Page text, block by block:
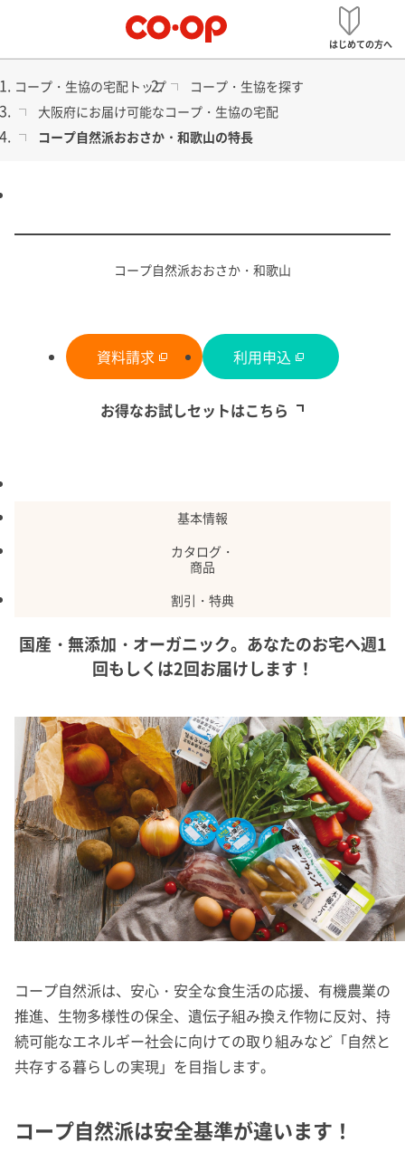
ュ
はじめての方へ
コープ・生協の宅配トップ
コープ・生協を探す
大阪府にお届け可能なコープ・生協の宅配
コープ自然派おおさか・和歌山の特長
コープ自然派おおさか・和歌山
資料請求 利用申込
お得なお試しセットはこちら
基本情報
カタログ・
商品
割引・特典
国産・無添加・オーガニック。あなたのお宅へ週1
回もしくは2回お届けします！
コープ自然派は、安心・安全な食生活の応援、有機農業の
推進、生物多様性の保全、遺伝子組み換え作物に反対、持
続可能なエネルギー社会に向けての取り組みなど「自然と
共存する暮らしの実現」を目指します。
コープ自然派は安全基準が違います！